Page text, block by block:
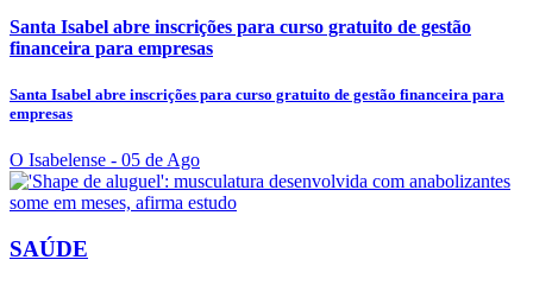
Santa Isabel abre inscrições para curso gratuito de gestão
financeira para empresas
Santa Isabel abre inscrições para curso gratuito de gestão financeira para
empresas
O Isabelense - 05 de Ago
SAÚDE